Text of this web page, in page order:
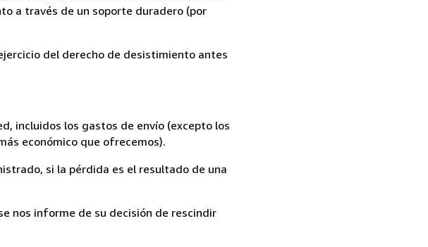
a través de un soporte duradero (por
del derecho de desistimiento antes
incluidos los gastos de envío (excepto los
económico que ofrecemos).
si la pérdida es el resultado de una
nos informe de su decisión de rescindir